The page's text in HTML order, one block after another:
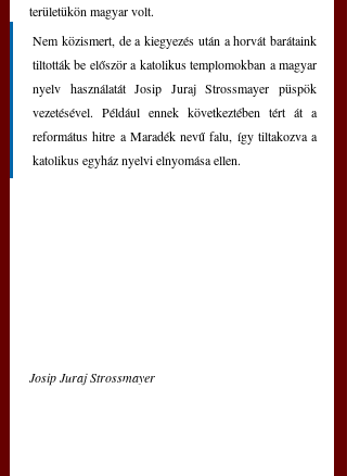
területükön magyar volt.
Nem közismert, de a kiegyezés után a horvát barátaink
tiltották be először a katolikus templomokban a magyar
nyelv használatát Josip Juraj Strossmayer püspök
vezetésével. Például ennek következtében tért át a
református hitre a Maradék nevű falu, így tiltakozva a
katolikus egyház nyelvi elnyomása ellen.
Josip Juraj Strossmayer